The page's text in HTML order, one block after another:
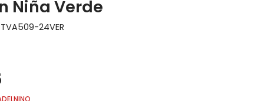
Niña Verde
TVA509-24VER